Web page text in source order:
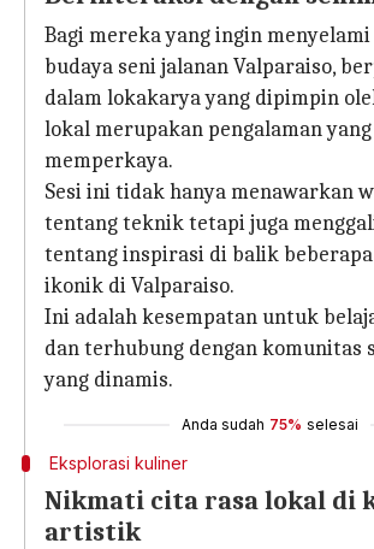
Bagi mereka yang ingin
budaya seni jalanan Valparaiso,
dalam lokakarya yang dipimpin
lokal merupakan pengalaman yang
memperkaya.
Sesi ini tidak hanya menawarkan
tentang teknik tetapi juga
tentang inspirasi di balik
ikonik di Valparaiso.
Ini adalah kesempatan untuk
dan terhubung dengan komunitas
yang dinamis.
Anda sudah 75% selesai
Eksplorasi kuliner
Nikmati cita rasa lokal di
artistik